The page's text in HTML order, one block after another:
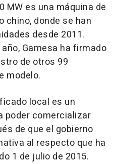
MW es una máquina de
chino, donde se han
desde 2011.
Gamesa ha firmado
de otros 99
modelo.
local es un
poder comercializar
de que el gobierno
al respecto que ha
1 de julio de 2015.